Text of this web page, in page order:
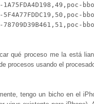
qué proceso me la está
procesos usando el
tengo un bicho en el